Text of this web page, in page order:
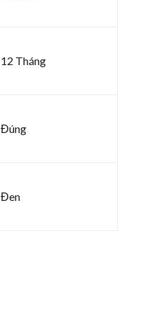
12 Tháng
Đúng
Đen